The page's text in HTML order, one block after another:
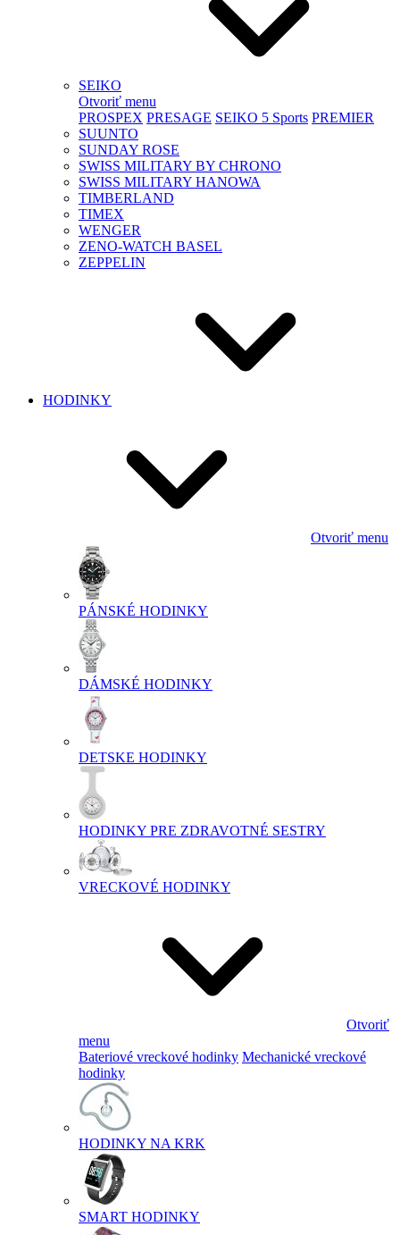
SEIKO
Otvoriť menu
PROSPEX PRESAGE SEIKO 5 Sports PREMIER
SUUNTO
SUNDAY ROSE
SWISS MILITARY BY CHRONO
SWISS MILITARY HANOWA
TIMBERLAND
TIMEX
WENGER
ZENO-WATCH BASEL
ZEPPELIN
HODINKY
Otvoriť menu
PÁNSKÉ HODINKY
DÁMSKÉ HODINKY
DETSKE HODINKY
HODINKY PRE ZDRAVOTNÉ SESTRY
VRECKOVÉ HODINKY
Otvoriť
menu
Bateriové vreckové hodinky Mechanické vreckové
hodinky
HODINKY NA KRK
SMART HODINKY